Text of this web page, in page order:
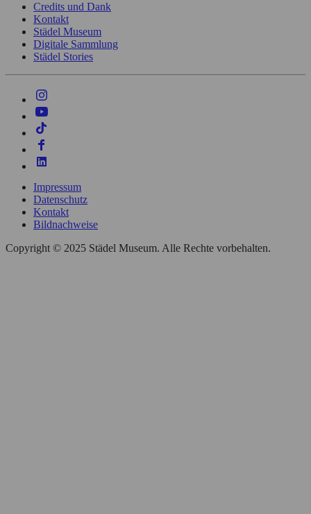
Credits und Dank
Kontakt
Städel Museum
Digitale Sammlung
Städel Stories
Impressum
Datenschutz
Kontakt
Bildnachweise
Copyright © 2025 Städel Museum. Alle Rechte vorbehalten.